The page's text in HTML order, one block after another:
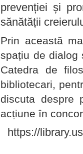
prevenției și
sănătății
Prin această
spațiu de dialog
Catedra de
bibliotecari,
discuta despre
acțiune în
https://